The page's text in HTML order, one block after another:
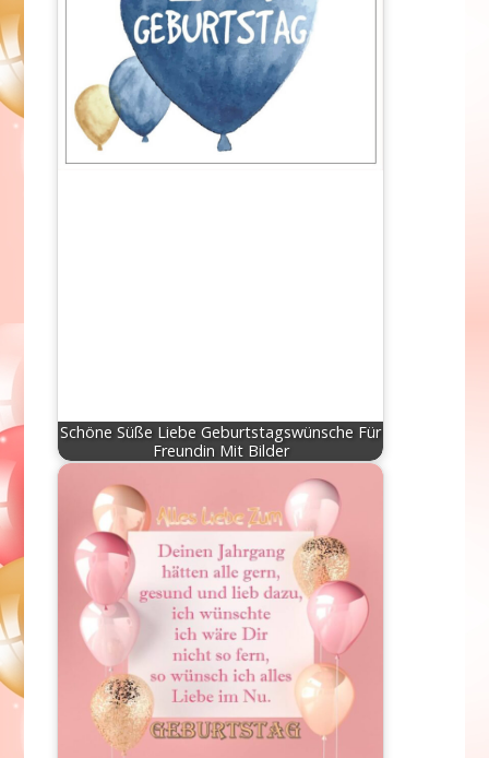
Schöne Süße Liebe Geburtstagswünsche Für
Freundin Mit Bilder